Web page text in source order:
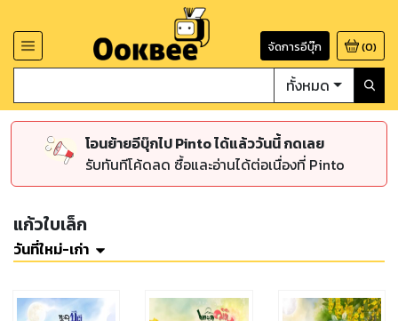
จัดการอีบุ๊ก (0)
ทั้งหมด
โอนย้ายอีบุ๊กไป Pinto ได้แล้ววันนี้ กดเลย
รับทันทีโค้ดลด ซื้อและอ่านได้ต่อเนื่องที่ Pinto
แก้วใบเล็ก
วันที่ใหม่-เก่า